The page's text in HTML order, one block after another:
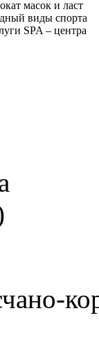
масок и ласт
виды спорта
SPA – центра